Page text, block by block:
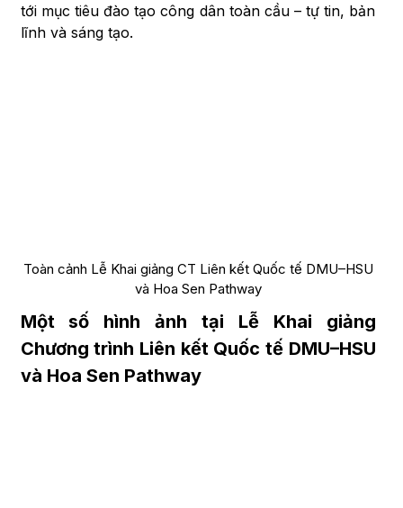
tới mục tiêu đào tạo công dân toàn cầu – tự tin, bản
lĩnh và sáng tạo.
Toàn cảnh Lễ Khai giảng CT Liên kết Quốc tế DMU–HSU
và Hoa Sen Pathway
Một số hình ảnh tại Lễ Khai giảng
Chương trình Liên kết Quốc tế DMU–HSU
và Hoa Sen Pathway